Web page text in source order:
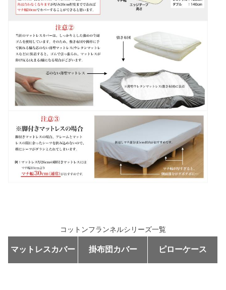
コットンフランネルシリーズ一覧
マットレスカバー 掛布団カバー ピローケース